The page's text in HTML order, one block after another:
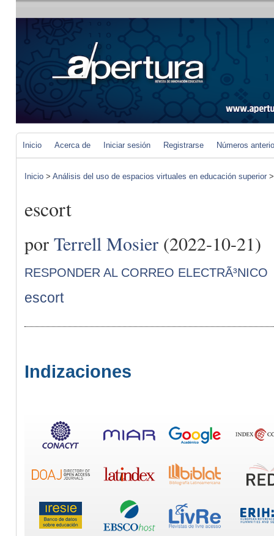
Inicio Acerca de Iniciar sesión Registrarse Números
Inicio > Análisis del uso de espacios virtuales en educación superior
escort
por Terrell Mosier (2022-10-21)
RESPONDER AL CORREO ELECTRÃ³NICO
escort
Indizaciones